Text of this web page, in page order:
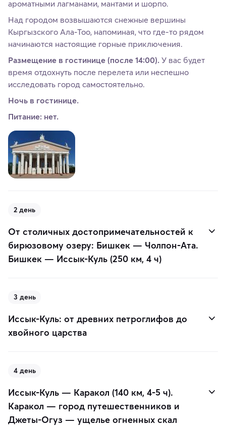
ароматными лагманами, мантами и шорпо.
Над городом возвышаются снежные вершины
Кыргызского Ала-Тоо, напоминая, что где-то рядом
начинаются настоящие горные приключения.
Размещение в гостинице (после 14:00). У вас будет
время отдохнуть после перелета или неспешно
исследовать город самостоятельно.
Ночь в гостинице.
Питание: нет.
2 день
От столичных достопримечательностей к
бирюзовому озеру: Бишкек — Чолпон-Ата.
Бишкек — Иссык-Куль (250 км, 4 ч)
3 день
Иссык-Куль: от древних петроглифов до
хвойного царства
4 день
Иссык-Куль — Каракол (140 км, 4-5 ч).
Каракол — город путешественников и
Джеты-Огуз — ущелье огненных скал